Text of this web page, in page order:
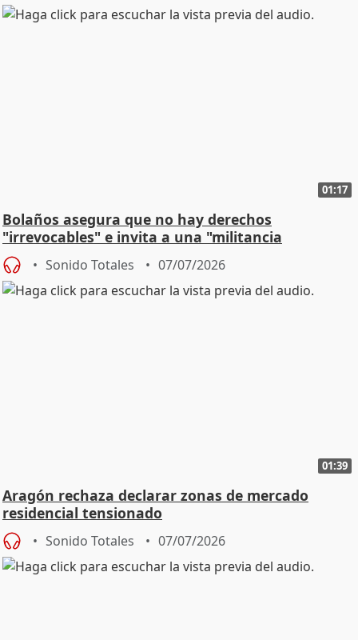
01:17
Bolaños asegura que no hay derechos
"irrevocables" e invita a una "militancia
constitucional"
Sonido Totales 07/07/2026
01:39
Aragón rechaza declarar zonas de mercado
residencial tensionado
Sonido Totales 07/07/2026